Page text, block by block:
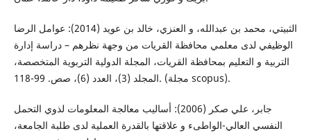
الثبيتي، محمد بن عبدالله، و العنزي، خالد بن عويد (2014): عوامل الرضا
الوظيفي لدى معلمي محافظة القريات من وجهة نظرهم – دراسة إدارة
التربية و التعليم بمحافظة القريات، المجلة الدولية التربوية المتخصصة،
المجلد (3)، العدد (6)، صص. 99-118. (مجلة scopus).
جابر، علي صكر (2006): أساليب معالجة المعلومات لذوي التحمل
النفسي العالي-الواطىء و علاقتها بالقدرة العملية لدى طلبة الجامعة،